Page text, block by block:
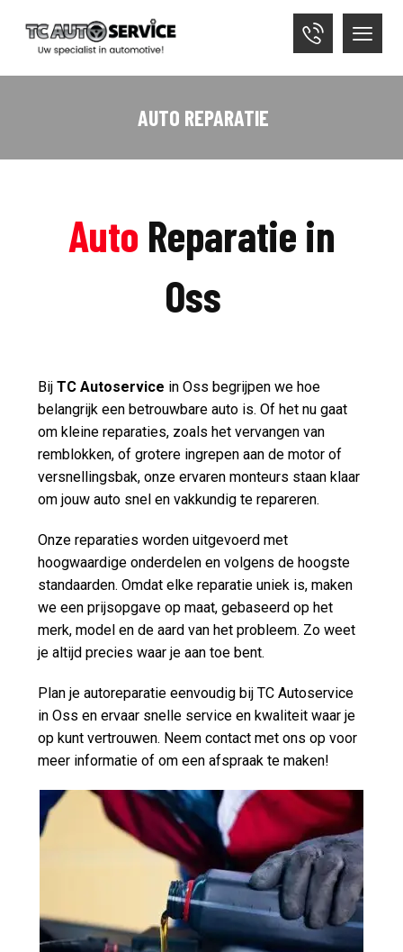
AUTO REPARATIE
Auto Reparatie in
Oss
BijTC Autoservice in Oss begrijpen we hoe
belangrijk een betrouwbare auto is. Of het nu gaat
om kleine reparaties, zoals het vervangen van
remblokken, of grotere ingrepen aan de motor of
versnellingsbak, onze ervaren monteurs staan klaar
om jouw auto snel en vakkundig te repareren.
Onze reparaties worden uitgevoerd met
hoogwaardige onderdelen en volgens de hoogste
standaarden. Omdat elke reparatie uniek is, maken
we een prijsopgave op maat, gebaseerd op het
merk, model en de aard van het probleem. Zo weet
je altijd precies waar je aan toe bent.
Plan je autoreparatie eenvoudig bij TC Autoservice
in Oss en ervaar snelle service en kwaliteit waar je
op kunt vertrouwen. Neem contact met ons op voor
meer informatie of om een afspraak te maken!